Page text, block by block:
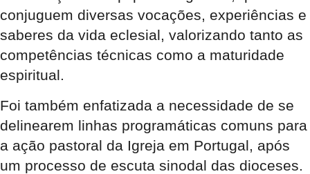
conjuguem diversas vocações, experiências e
saberes da vida eclesial, valorizando tanto as
competências técnicas como a maturidade
espiritual.
Foi também enfatizada a necessidade de se
delinearem linhas programáticas comuns para
a ação pastoral da Igreja em Portugal, após
um processo de escuta sinodal das dioceses.